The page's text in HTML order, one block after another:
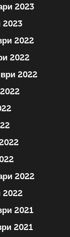
2023
2023
2022
2022
2022
2022
2022
2021
2021